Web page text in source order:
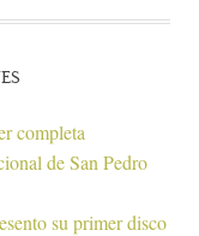
completa
de San Pedro
su primer disco